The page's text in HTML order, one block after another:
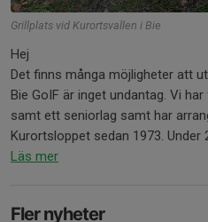
Grillplats vid Kurortsvallen i Bie
Hej
Det finns många möjligheter att
Bie GoIF är inget undantag. Vi
samt ett seniorlag samt har
Kurortsloppet sedan 1973. Under
Läs mer
Fler nyheter